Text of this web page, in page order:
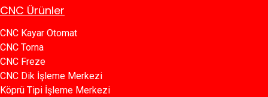
CNC Ürünler
CNC Kayar Otomat
CNC Torna
CNC Freze
CNC Dik İşleme Merkezi
Köprü Tipi İşleme Merkezi